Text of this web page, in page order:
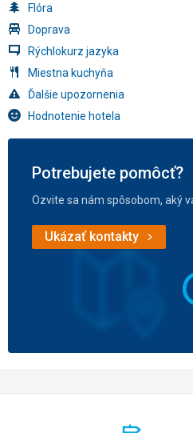
Flóra
Doprava
Rýchlokurz jazyka
Miestna kuchyňa
Ďalšie upozornenia
Hodnotenie hotela
Potrebujete pomôcť?
Ozvite sa nám spôsobom, aký
Ukázať kontakty